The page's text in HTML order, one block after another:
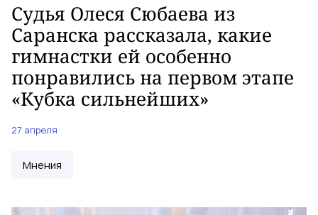
Судья Олеся Сюбаева из
Саранска рассказала, какие
гимнастки ей особенно
понравились на первом этапе
«Кубка сильнейших»
27 апреля
Мнения